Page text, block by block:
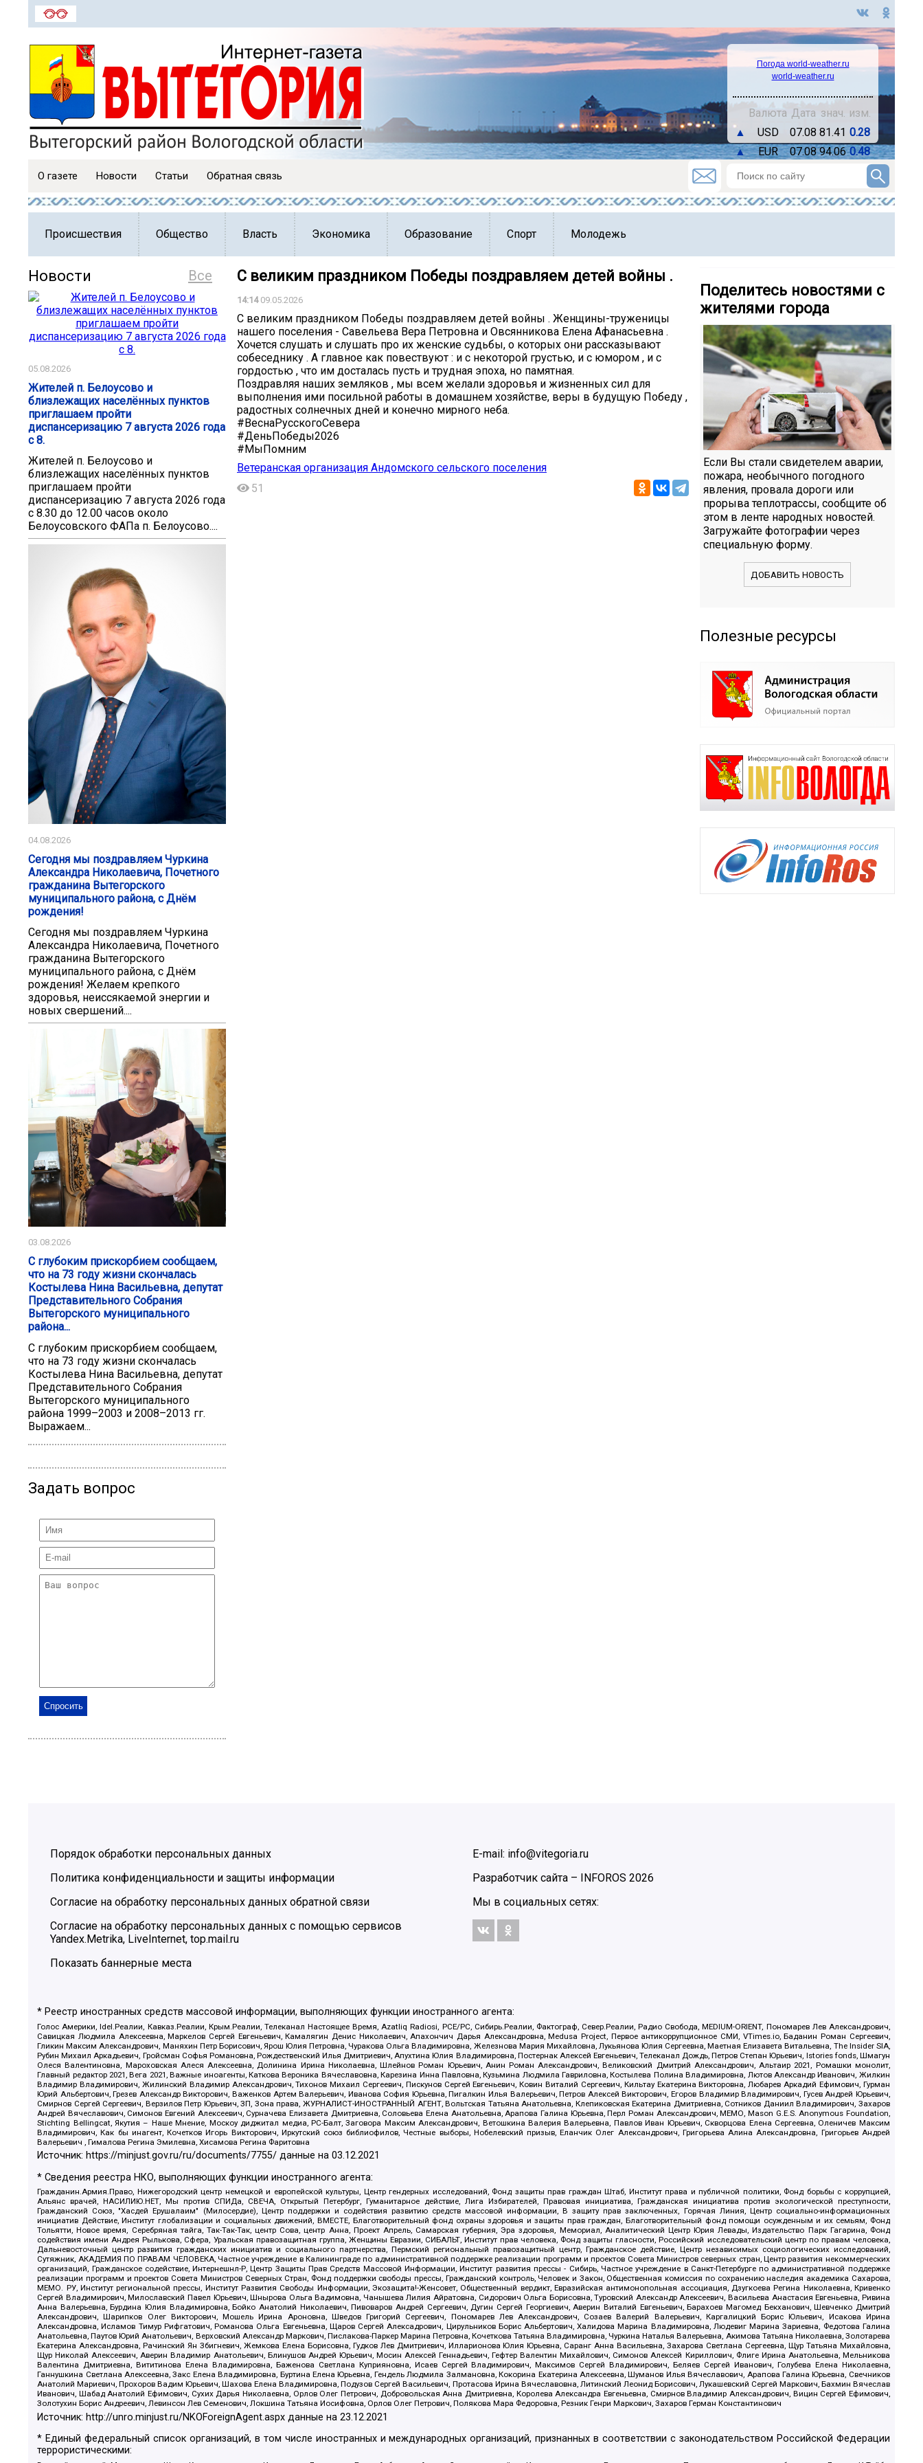
Погода world-weather.ru
world-weather.ru
Валюта Дата знач. изм.
▲
USD 07.08 81.41 0.28
▲
EUR 07.08 94.06 0.48
О газете Новости Статьи Обратная связь
Происшествия Общество Власть Экономика Образование Спорт Молодежь
Все
Новости
05.08.2026
Жителей п. Белоусово и
близлежащих населённых пунктов
приглашаем пройти
диспансеризацию 7 августа 2026 года
с 8.
Жителей п. Белоусово и
близлежащих населённых пунктов
приглашаем пройти
диспансеризацию 7 августа 2026 года
с 8.30 до 12.00 часов около
Белоусовского ФАПа п. Белоусово....
04.08.2026
Сегодня мы поздравляем Чуркина
Александра Николаевича, Почетного
гражданина Вытегорского
муниципального района, с Днём
рождения!
Сегодня мы поздравляем Чуркина
Александра Николаевича, Почетного
гражданина Вытегорского
муниципального района, с Днём
рождения! Желаем крепкого
здоровья, неиссякаемой энергии и
новых свершений....
03.08.2026
С глубоким прискорбием сообщаем,
что на 73 году жизни скончалась
Костылева Нина Васильевна, депутат
Представительного Собрания
Вытегорского муниципального
района...
С глубоким прискорбием сообщаем,
что на 73 году жизни скончалась
Костылева Нина Васильевна, депутат
Представительного Собрания
Вытегорского муниципального
района 1999–2003 и 2008–2013 гг.
Выражаем...
Задать вопрос
С великим праздником Победы поздравляем детей войны .
14:1409.05.2026
С великим праздником Победы поздравляем детей войны . Женщины-труженицы
нашего поселения - Савельева Вера Петровна и Овсянникова Елена Афанасьевна .
Хочется слушать и слушать про их женские судьбы, о которых они рассказывают
собеседнику . А главное как повествуют : и с некоторой грустью, и с юмором , и с
гордостью , что им досталась пусть и трудная эпоха, но памятная.
Поздравляя наших земляков , мы всем желали здоровья и жизненных сил для
выполнения ими посильной работы в домашнем хозяйстве, веры в будущую Победу ,
радостных солнечных дней и конечно мирного неба.
#ВеснаРусскогоСевера
#ДеньПобеды2026
#МыПомним
Ветеранская организация Андомского сельского поселения
51
Поделитесь новостями с
жителями города
Если Вы стали свидетелем аварии,
пожара, необычного погодного
явления, провала дороги или
прорыва теплотрассы, сообщите об
этом в ленте народных новостей.
Загружайте фотографии через
специальную форму.
ДОБАВИТЬ НОВОСТЬ
Полезные ресурсы
Порядок обработки персональных данных
Политика конфиденциальности и защиты информации
Согласие на обработку персональных данных обратной связи
Согласие на обработку персональных данных с помощью сервисов
Yandex.Metrika, LiveInternet, top.mail.ru
Показать баннерные места
E-mail: info@vitegoria.ru
Разработчик сайта – INFOROS 2026
Мы в социальных сетях:
* Реестр иностранных средств массовой информации, выполняющих функции иностранного агента:
Голос Америки, Idel.Реалии, Кавказ.Реалии, Крым.Реалии, Телеканал Настоящее Время, Azatliq Radiosi, PCE/PC, Сибирь.Реалии, Фактограф, Север.Реалии, Радио Свобода, MEDIUM-ORIENT, Пономарев Лев Александрович,
Савицкая Людмила Алексеевна, Маркелов Сергей Евгеньевич, Камалягин Денис Николаевич, Апахончич Дарья Александровна, Medusa Project, Первое антикоррупционное СМИ, VTimes.io, Баданин Роман Сергеевич,
Гликин Максим Александрович, Маняхин Петр Борисович, Ярош Юлия Петровна, Чуракова Ольга Владимировна, Железнова Мария Михайловна, Лукьянова Юлия Сергеевна, Маетная Елизавета Витальевна, The Insider SIA,
Рубин Михаил Аркадьевич, Гройсман Софья Романовна, Рождественский Илья Дмитриевич, Апухтина Юлия Владимировна, Постернак Алексей Евгеньевич, Телеканал Дождь, Петров Степан Юрьевич, Istories fonds, Шмагун
Олеся Валентиновна, Мароховская Алеся Алексеевна, Долинина Ирина Николаевна, Шлейнов Роман Юрьевич, Анин Роман Александрович, Великовский Дмитрий Александрович, Альтаир 2021, Ромашки монолит,
Главный редактор 2021, Вега 2021, Важные иноагенты, Каткова Вероника Вячеславовна, Карезина Инна Павловна, Кузьмина Людмила Гавриловна, Костылева Полина Владимировна, Лютов Александр Иванович, Жилкин
Владимир Владимирович, Жилинский Владимир Александрович, Тихонов Михаил Сергеевич, Пискунов Сергей Евгеньевич, Ковин Виталий Сергеевич, Кильтау Екатерина Викторовна, Любарев Аркадий Ефимович, Гурман
Юрий Альбертович, Грезев Александр Викторович, Важенков Артем Валерьевич, Иванова София Юрьевна, Пигалкин Илья Валерьевич, Петров Алексей Викторович, Егоров Владимир Владимирович, Гусев Андрей Юрьевич,
Смирнов Сергей Сергеевич, Верзилов Петр Юрьевич, ЗП, Зона права, ЖУРНАЛИСТ-ИНОСТРАННЫЙ АГЕНТ, Вольтская Татьяна Анатольевна, Клепиковская Екатерина Дмитриевна, Сотников Даниил Владимирович, Захаров
Андрей Вячеславович, Симонов Евгений Алексеевич, Сурначева Елизавета Дмитриевна, Соловьева Елена Анатольевна, Арапова Галина Юрьевна, Перл Роман Александрович, МЕМО, Mason G.E.S. Anonymous Foundation,
Stichting Bellingcat, Якутия – Наше Мнение, Москоу диджитал медиа, РС-Балт, Заговора Максим Александрович, Ветошкина Валерия Валерьевна, Павлов Иван Юрьевич, Скворцова Елена Сергеевна, Оленичев Максим
Владимирович, Как бы инагент, Кочетков Игорь Викторович, Иркутский союз библиофилов, Честные выборы, Нобелевский призыв, Еланчик Олег Александрович, Григорьева Алина Александровна, Григорьев Андрей
Валерьевич , Гималова Регина Эмилевна, Хисамова Регина Фаритовна
Источник: https://minjust.gov.ru/ru/documents/7755/ данные на03.12.2021
* Сведения реестра НКО, выполняющих функции иностранного агента:
Гражданин.Армия.Право, Нижегородский центр немецкой и европейской культуры, Центр гендерных исследований, Фонд защиты прав граждан Штаб, Институт права и публичной политики, Фонд борьбы с коррупцией,
Альянс врачей, НАСИЛИЮ.НЕТ, Мы против СПИДа, СВЕЧА, Открытый Петербург, Гуманитарное действие, Лига Избирателей, Правовая инициатива, Гражданская инициатива против экологической преступности,
Гражданский Союз, "Хасдей Ерушалаим" (Милосердие), Центр поддержки и содействия развитию средств массовой информации, В защиту прав заключенных, Горячая Линия, Центр социально-информационных
инициатив Действие, Институт глобализации и социальных движений, ВМЕСТЕ, Благотворительный фонд охраны здоровья и защиты прав граждан, Благотворительный фонд помощи осужденным и их семьям, Фонд
Тольятти, Новое время, Серебряная тайга, Так-Так-Так, центр Сова, центр Анна, Проект Апрель, Самарская губерния, Эра здоровья, Мемориал, Аналитический Центр Юрия Левады, Издательство Парк Гагарина, Фонд
содействия имени Андрея Рылькова, Сфера, Уральская правозащитная группа, Женщины Евразии, СИБАЛЬТ, Институт прав человека, Фонд защиты гласности, Российский исследовательский центр по правам человека,
Дальневосточный центр развития гражданских инициатив и социального партнерства, Пермский региональный правозащитный центр, Гражданское действие, Центр независимых социологических исследований,
Сутяжник, АКАДЕМИЯ ПО ПРАВАМ ЧЕЛОВЕКА, Частное учреждение в Калининграде по административной поддержке реализации программ и проектов Совета Министров северных стран, Центр развития некоммерческих
организаций, Гражданское содействие, Интернешнл-Р, Центр Защиты Прав Средств Массовой Информации, Институт развития прессы - Сибирь, Частное учреждение в Санкт-Петербурге по административной поддержке
реализации программ и проектов Совета Министров Северных Стран, Фонд поддержки свободы прессы, Гражданский контроль, Человек и Закон, Общественная комиссия по сохранению наследия академика Сахарова,
МЕМО. РУ, Институт региональной прессы, Институт Развития Свободы Информации, Экозащита!-Женсовет, Общественный вердикт, Евразийская антимонопольная ассоциация, Дзугкоева Регина Николаевна, Кривенко
Сергей Владимирович, Милославский Павел Юрьевич, Шнырова Ольга Вадимовна, Чанышева Лилия Айратовна, Сидорович Ольга Борисовна, Туровский Александр Алексеевич, Васильева Анастасия Евгеньевна, Ривина
Анна Валерьевна, Бурдина Юлия Владимировна, Бойко Анатолий Николаевич, Пивоваров Андрей Сергеевич, Дугин Сергей Георгиевич, Аверин Виталий Евгеньевич, Барахоев Магомед Бекханович, Шевченко Дмитрий
Александрович, Шарипков Олег Викторович, Мошель Ирина Ароновна, Шведов Григорий Сергеевич, Пономарев Лев Александрович, Созаев Валерий Валерьевич, Каргалицкий Борис Юльевич, Исакова Ирина
Александровна, Исламов Тимур Рифгатович, Романова Ольга Евгеньевна, Щаров Сергей Алексадрович, Цирульников Борис Альбертович, Халидова Марина Владимировна, Людевиг Марина Зариевна, Федотова Галина
Анатольевна, Паутов Юрий Анатольевич, Верховский Александр Маркович, Пислакова-Паркер Марина Петровна, Кочеткова Татьяна Владимировна, Чуркина Наталья Валерьевна, Акимова Татьяна Николаевна, Золотарева
Екатерина Александровна, Рачинский Ян Збигневич, Жемкова Елена Борисовна, Гудков Лев Дмитриевич, Илларионова Юлия Юрьевна, Саранг Анна Васильевна, Захарова Светлана Сергеевна, Щур Татьяна Михайловна,
Щур Николай Алексеевич, Аверин Владимир Анатольевич, Блинушов Андрей Юрьевич, Мосин Алексей Геннадьевич, Гефтер Валентин Михайлович, Симонов Алексей Кириллович, Флиге Ирина Анатольевна, Мельникова
Валентина Дмитриевна, Вититинова Елена Владимировна, Баженова Светлана Куприяновна, Исаев Сергей Владимирович, Максимов Сергей Владимирович, Беляев Сергей Иванович, Голубева Елена Николаевна,
Ганнушкина Светлана Алексеевна, Закс Елена Владимировна, Буртина Елена Юрьевна, Гендель Людмила Залмановна, Кокорина Екатерина Алексеевна, Шуманов Илья Вячеславович, Арапова Галина Юрьевна, Свечников
Анатолий Мариевич, Прохоров Вадим Юрьевич, Шахова Елена Владимировна, Подузов Сергей Васильевич, Протасова Ирина Вячеславовна, Литинский Леонид Борисович, Лукашевский Сергей Маркович, Бахмин Вячеслав
Иванович, Шабад Анатолий Ефимович, Сухих Дарья Николаевна, Орлов Олег Петрович, Добровольская Анна Дмитриевна, Королева Александра Евгеньевна, Смирнов Владимир Александрович, Вицин Сергей Ефимович,
Золотухин Борис Андреевич, Левинсон Лев Семенович, Локшина Татьяна Иосифовна, Орлов Олег Петрович, Полякова Мара Федоровна, Резник Генри Маркович, Захаров Герман Константинович
Источник: http://unro.minjust.ru/NKOForeignAgent.aspx данные на23.12.2021
* Единый федеральный список организаций, в том числе иностранных и международных организаций, признанных в соответствии с законодательством Российской Федерации
террористическими: